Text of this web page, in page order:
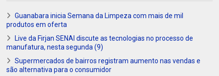
Guanabara inicia Semana da Limpeza com mais de mil
produtos em oferta
Live da Firjan SENAI discute as tecnologias no processo de
manufatura, nesta segunda (9)
Supermercados de bairros registram aumento nas vendas e
são alternativa para o consumidor